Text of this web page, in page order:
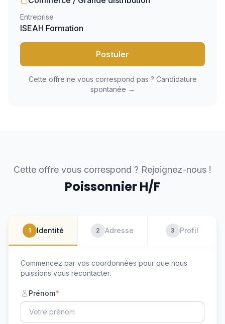
Entreprise
ISEAH Formation
Postuler
Cette offre ne vous correspond pas ? Candidature
spontanée →
Cette offre vous correspond ? Rejoignez-nous !
Poissonnier H/F
1 Identité 2 Adresse 3 Profil
Commencez par vos coordonnées pour que nous
puissions vous recontacter.
Prénom*